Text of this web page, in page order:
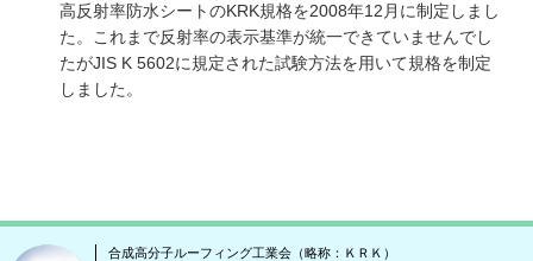
高反射率防水シートのKRK規格を2008年12月に制定しまし
た。これまで反射率の表示基準が統一できていませんでし
たがJIS K 5602に規定された試験方法を用いて規格を制定
しました。
合成高分子ルーフィング工業会（略称：ＫＲＫ）